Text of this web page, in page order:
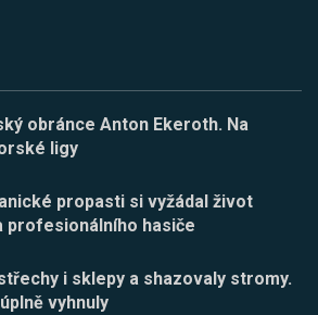
obránce Anton Ekeroth. Na
ligy
propasti si vyžádal život
profesionálního hasiče
i sklepy a shazovaly stromy.
vyhnuly